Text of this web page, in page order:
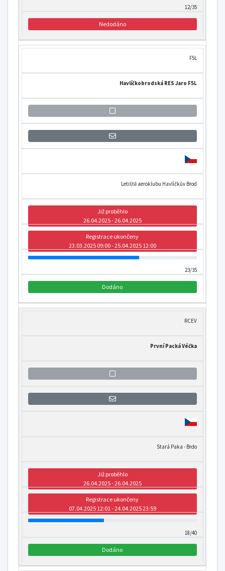
12/35
Nedodáno
F5L
Havlíčkobrodská RES Jaro F5L
Přihlášení se k informaci o otevření
Letiště aeroklubu Havlíčkův Brod
Již proběhlo
26.04.2025 - 26.04.2025
Registrace ukončeny
23.03.2025 09:00 - 25.04.2025 12:00
23/35
Dodáno
RCEV
První Packá Véčka
Přihlášení se k informaci o otevření
Stará Paka - Brdo
Již proběhlo
26.04.2025 - 26.04.2025
Registrace ukončeny
07.04.2025 12:01 - 24.04.2025 23:59
18/40
Dodáno